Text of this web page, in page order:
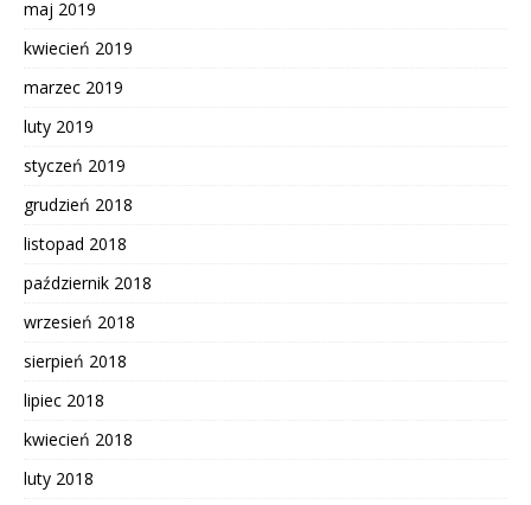
maj 2019
kwiecień 2019
marzec 2019
luty 2019
styczeń 2019
grudzień 2018
listopad 2018
październik 2018
wrzesień 2018
sierpień 2018
lipiec 2018
kwiecień 2018
luty 2018